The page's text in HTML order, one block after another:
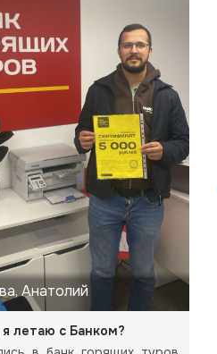
Анатолий
летаю с Банком?